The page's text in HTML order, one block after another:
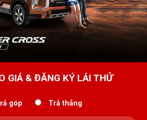
GIÁ & ĐĂNG KÝ LÁI THỬ
góp Trả thẳng